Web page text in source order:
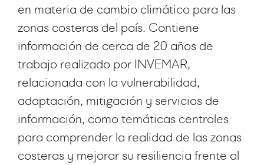
en materia de cambio climático para las
zonas costeras del país. Contiene
información de cerca de 20 años de
trabajo realizado por INVEMAR,
relacionada con la vulnerabilidad,
adaptación, mitigación y servicios de
información, como temáticas centrales
para comprender la realidad de las zonas
costeras y mejorar su resiliencia frente al